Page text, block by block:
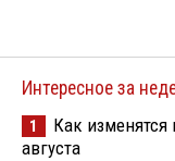
Интересное за
1
Как изменятся
августа